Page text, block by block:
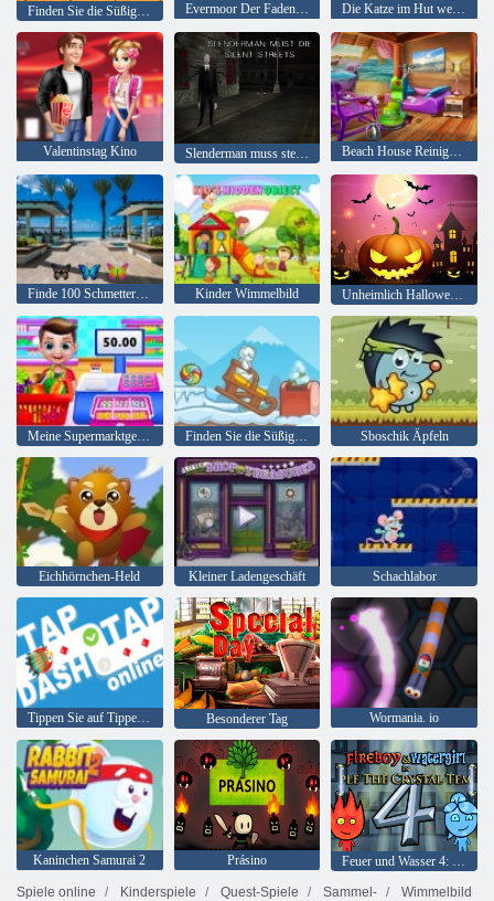
Evermoor Der Faden des Schicksals Die Katze im Hut weiß viel über das! Lagerzeit
Valentinstag Kino Slenderman muss sterben: Stille Straßen Beach House Reinigung
Finde 100 Schmetterlinge Kinder Wimmelbild Unheimlich Halloween-Party
Meine Supermarktgeschichte Finden Sie die Süßigkeit: Winter Sboschik Äpfeln
Eichhörnchen-Held Kleiner Ladengeschäft Schachlabor
Tippen Sie auf Tippen Sie auf Dash Online Besonderer Tag Wormania. io
Kaninchen Samurai 2 Prásino
Feuer und Wasser 4: Kristalltempel
Spiele online
Kinderspiele Quest-Spiele Sammel-
Wimmelbild